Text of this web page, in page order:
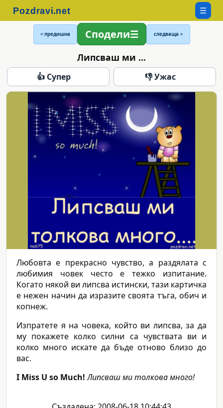
☰
< предишна Сподели следваща >
Липсваш ми ...
👍 Супер 👎 Ужас
Любовта е прекрасно чувство, а раздялата с
любимия човек често е тежко изпитание.
Когато някой ви липсва истински, тази картичка
е нежен начин да изразите своята тъга, обич и
копнеж.
Изпратете я на човека, който ви липсва, за да
му покажете колко силни са чувствата ви и
колко много искате да бъде отново близо до
вас.
I Miss U so Much! Липсваш ми толкова много!